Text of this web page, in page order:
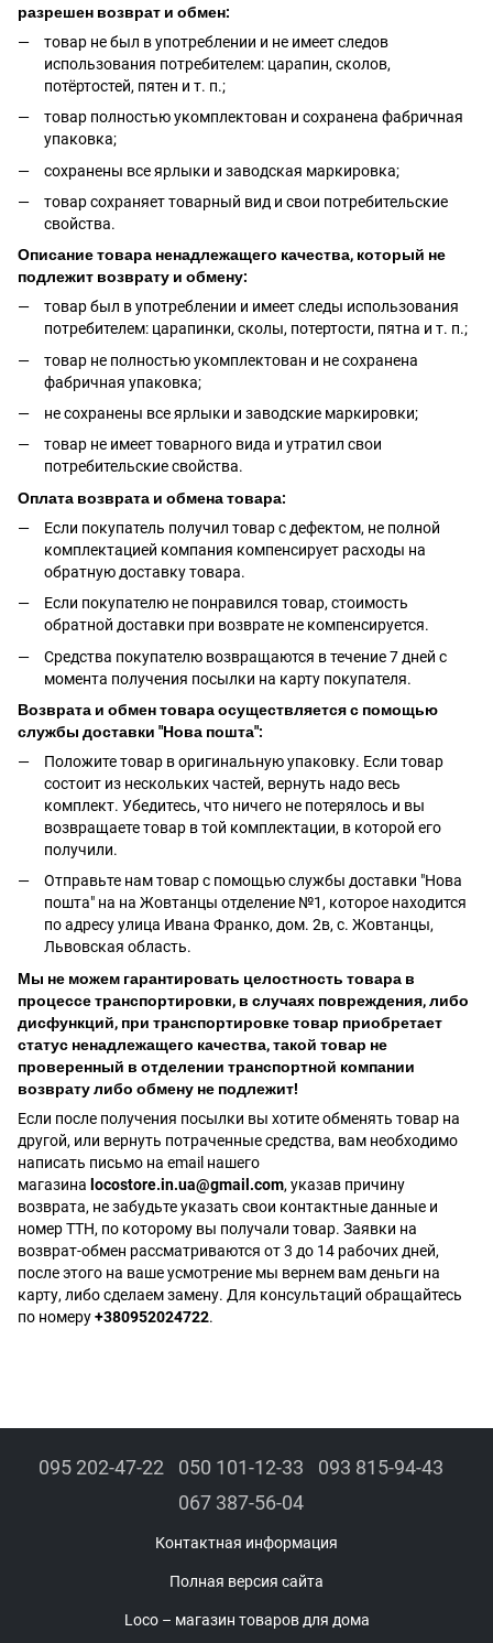
разрешен возврат и обмен:
товар не был в употреблении и не имеет следов
использования потребителем: царапин, сколов,
потёртостей, пятен и т. п.;
товар полностью укомплектован и сохранена фабричная
упаковка;
сохранены все ярлыки и заводская маркировка;
товар сохраняет товарный вид и свои потребительские
свойства.
Описание товара ненадлежащего качества, который не
подлежит возврату и обмену:
товар был в употреблении и имеет следы использования
потребителем: царапинки, сколы, потертости, пятна и т. п.;
товар не полностью укомплектован и не сохранена
фабричная упаковка;
не сохранены все ярлыки и заводские маркировки;
товар не имеет товарного вида и утратил свои
потребительские свойства.
Оплата возврата и обмена товара:
Если покупатель получил товар с дефектом, не полной
комплектацией компания компенсирует расходы на
обратную доставку товара.
Если покупателю не понравился товар, стоимость
обратной доставки при возврате не компенсируется.
Средства покупателю возвращаются в течение 7 дней с
момента получения посылки на карту покупателя.
Возврата и обмен товара осуществляется с помощью
службы доставки "Нова пошта":
Положите товар в оригинальную упаковку. Если товар
состоит из нескольких частей, вернуть надо весь
комплект. Убедитесь, что ничего не потерялось и вы
возвращаете товар в той комплектации, в которой его
получили.
Отправьте нам товар с помощью службы доставки "Нова
пошта" на на Жовтанцы отделение №1, которое находится
по адресу улица Ивана Франко, дом. 2в, с. Жовтанцы,
Львовская область.
Мы не можем гарантировать целостность товара в
процессе транспортировки, в случаях повреждения, либо
дисфункций, при транспортировке товар приобретает
статус ненадлежащего качества, такой товар не
проверенный в отделении транспортной компании
возврату либо обмену не подлежит!
Если после получения посылки вы хотите обменять товар на
другой, или вернуть потраченные средства, вам необходимо
написать письмо на email нашего
магазина locostore.in.ua@gmail.com, указав причину
возврата, не забудьте указать свои контактные данные и
номер ТТН, по которому вы получали товар. Заявки на
возврат-обмен рассматриваются от 3 до 14 рабочих дней,
после этого на ваше усмотрение мы вернем вам деньги на
карту, либо сделаем замену. Для консультаций обращайтесь
по номеру+380952024722.
095 202-47-22 050 101-12-33
093 815-94-43
067 387-56-04
Контактная информация
Полная версия сайта
Loco – магазин товаров для дома